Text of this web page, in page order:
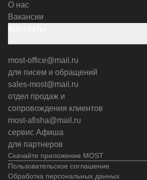
Скачайте приложение MOST
О нас
Вакансии
most-office@mail.ru
для писем и обращений
sales-most@mail.ru
отдел продаж и
сопровождения клиентов
most-afisha@mail.ru
сервис Афиша
для партнеров
Пользовательское соглашение
Обработка персональных данных